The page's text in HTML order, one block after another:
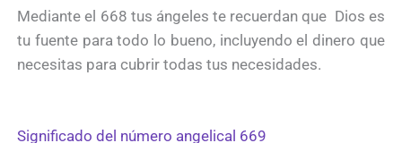
Mediante el 668 tus ángeles te recuerdan que Dios es
tu fuente para todo lo bueno, incluyendo el dinero que
necesitas para cubrir todas tus necesidades.
Significado del número angelical 669